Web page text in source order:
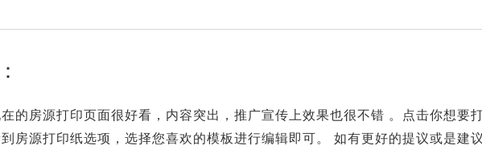
的房源打印页面很好看，内容突出，推广宣传上效果也很不错 。点击你想要
房源打印纸选项，选择您喜欢的模板进行编辑即可。 如有更好的提议或是建